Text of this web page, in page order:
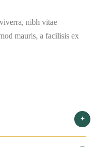
nibh vitae
mauris, a facilisis ex